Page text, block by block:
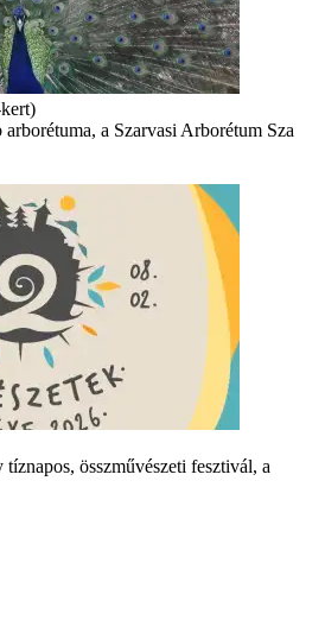
a Szarvasi Arborétum Sza
összművészeti fesztivál, a